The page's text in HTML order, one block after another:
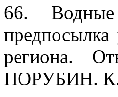
66.
предпосылка
региона.
ПОРУБИН. К.: